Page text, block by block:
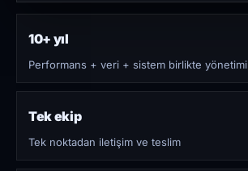
10+ yıl
Performans + veri + sistem birlikte yönetimi
Tek ekip
Tek noktadan iletişim ve teslim